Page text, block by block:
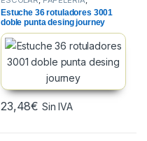
ROTULADORES ESCOLARES
Estuche 36 rotuladores 3001
doble punta desing journey
23,48€ Sin IVA